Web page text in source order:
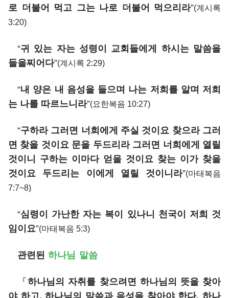
로 더불어 먹고 그는 나로 더불어 먹으리라”(계시록
3:20)
“귀 있는 자는 성령이 교회들에게 하시는 말씀을
들을찌어다”(계시록 2:29)
“내 양은 내 음성을 들으며 나는 저희를 알며 저희
는 나를 따르느니라”(요한복음 10:27)
“구하라 그러면 너희에게 주실 것이요 찾으라 그러
면 찾을 것이요 문을 두드리라 그러면 너희에게 열릴
것이니 구하는 이마다 얻을 것이요 찾는 이가 찾을
것이요 두드리는 이에게 열릴 것이니라”(마태복음
7:7~8)
“심령이 가난한 자는 복이 있나니 천국이 저희 것
임이요”(마태복음 5:3)
관련된 하나님 말씀
『하나님의 자취를 찾으려면 하나님의 뜻을 찾아
야 하고, 하나님의 말씀과 음성을 찾아야 한다. 하나